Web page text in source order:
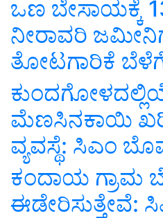
ಒಣ ಬೇಸಾಯಕ್ಕೆ
ನೀರಾವರಿ
ತೋಟಗಾರಿಕೆ
ಮೆಣಸಿನಕಾಯಿ
ವ್ಯವಸ್ಥೆ: ಸಿಎಂ
ಕಂದಾಯ ಗ್ರಾಮ
ಈಡೇರಿಸುತ್ತೇವೆ: